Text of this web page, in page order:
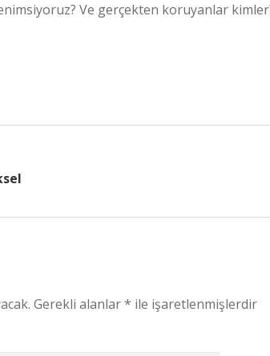
Ve gerçekten koruyanlar
Gerekli alanlar* ile işaretlenmişlerdir